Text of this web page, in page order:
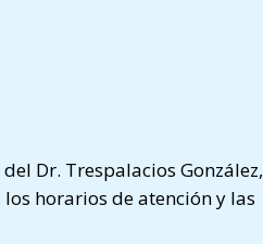
Dr. Trespalacios González,
horarios de atención y las